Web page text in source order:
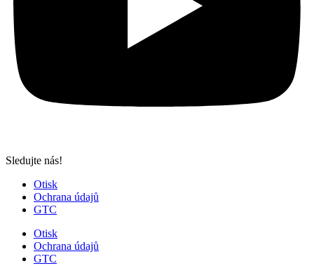
Sledujte nás!
Otisk
Ochrana údajů
GTC
Otisk
Ochrana údajů
GTC